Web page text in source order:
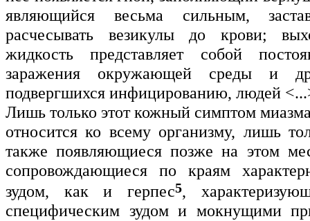
являющийся весьма сильным,
расчесывать везикулы до крови;
жидкость представляет собой
заражения окружающей среды и
подвергшихся инфицированию, людей
Лишь только этот кожный симптом
относится ко всему организму, лишь
также появляющиеся позже на этом
сопровождающиеся по краям
зудом, как и герпес5,
специфическим зудом и мокнущими